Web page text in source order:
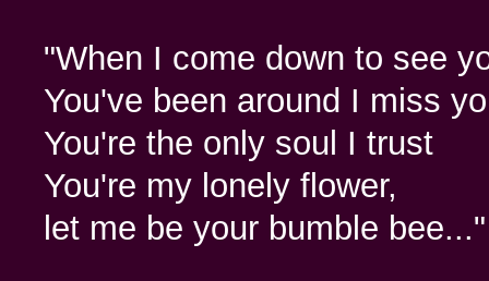
"When I come down to see
You've been around I miss
You're the only soul I trust
You're my lonely flower,
let me be your bumble bee..."